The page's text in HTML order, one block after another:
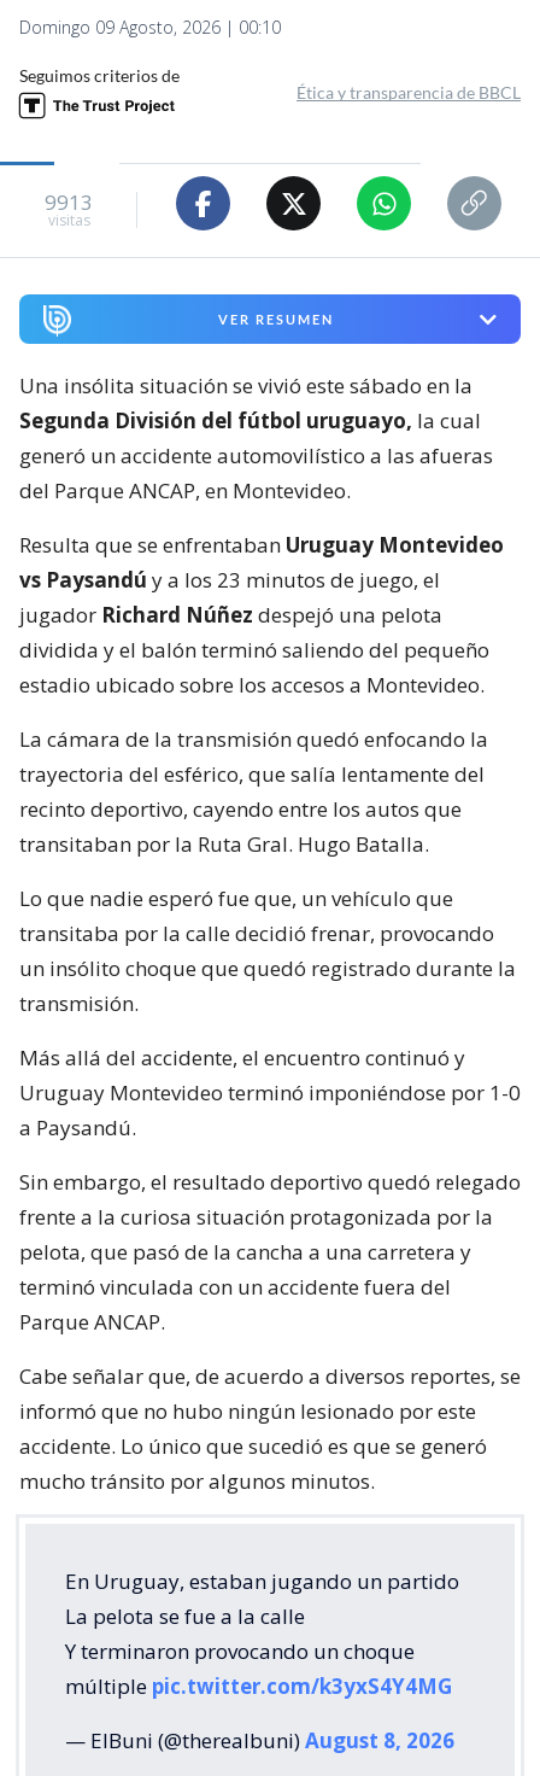
Domingo 09 Agosto, 2026 | 00:10
Seguimos criterios de
Ética y transparencia de BBCL
9913
visitas
VER RESUMEN
Una insólita situación se vivió este sábado en la
Segunda División del fútbol uruguayo, la cual
generó un accidente automovilístico a las afueras
del Parque ANCAP, en Montevideo.
Resulta que se enfrentaban Uruguay Montevideo
vs Paysandú y a los 23 minutos de juego, el
jugador Richard Núñez despejó una pelota
dividida y el balón terminó saliendo del pequeño
estadio ubicado sobre los accesos a Montevideo.
La cámara de la transmisión quedó enfocando la
trayectoria del esférico, que salía lentamente del
recinto deportivo, cayendo entre los autos que
transitaban por la Ruta Gral. Hugo Batalla.
Lo que nadie esperó fue que, un vehículo que
transitaba por la calle decidió frenar, provocando
un insólito choque que quedó registrado durante la
transmisión.
Más allá del accidente, el encuentro continuó y
Uruguay Montevideo terminó imponiéndose por 1-0
a Paysandú.
Sin embargo, el resultado deportivo quedó relegado
frente a la curiosa situación protagonizada por la
pelota, que pasó de la cancha a una carretera y
terminó vinculada con un accidente fuera del
Parque ANCAP.
Cabe señalar que, de acuerdo a diversos reportes, se
informó que no hubo ningún lesionado por este
accidente. Lo único que sucedió es que se generó
mucho tránsito por algunos minutos.
En Uruguay, estaban jugando un partido
La pelota se fue a la calle
Y terminaron provocando un choque
múltiple pic.twitter.com/k3yxS4Y4MG
— ElBuni (@therealbuni)August 8, 2026